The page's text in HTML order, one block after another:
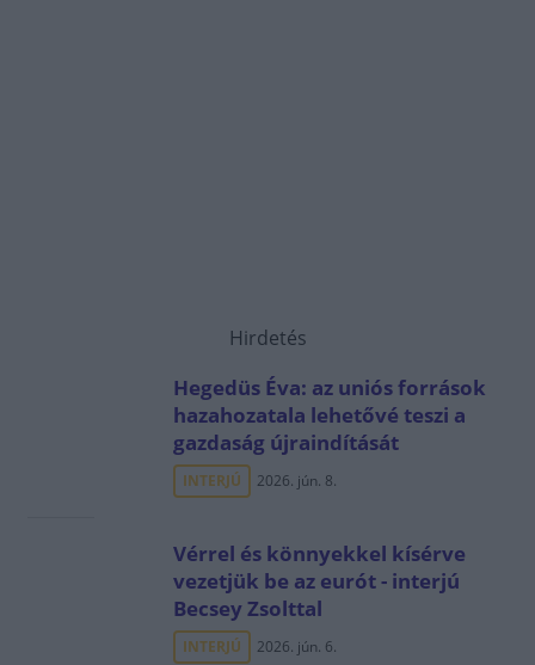
Hirdetés
Hegedüs Éva: az uniós források
hazahozatala lehetővé teszi a
gazdaság újraindítását
INTERJÚ 2026. jún. 8.
Vérrel és könnyekkel kísérve
vezetjük be az eurót - interjú
Becsey Zsolttal
INTERJÚ 2026. jún. 6.